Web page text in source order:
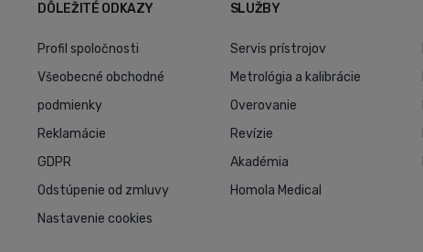
DÔLEŽITÉ ODKAZY
Profil spoločnosti
Všeobecné obchodné
podmienky
Reklamácie
GDPR
Odstúpenie od zmluvy
Nastavenie cookies
SLUŽBY
Servis prístrojov
Metrológia a kalibrácie
Overovanie
Revízie
Akadémia
Homola Medical